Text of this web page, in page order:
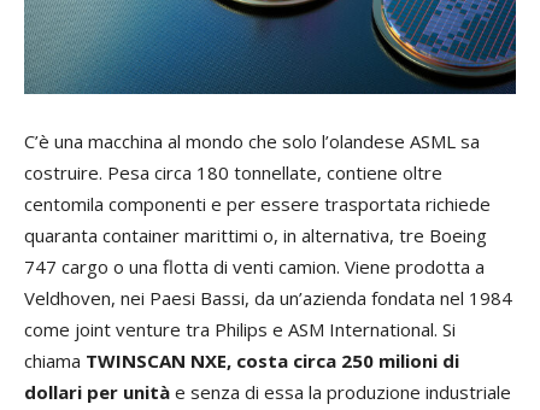
C’è una macchina al mondo che solo l’olandese ASML sa
costruire. Pesa circa 180 tonnellate, contiene oltre
centomila componenti e per essere trasportata richiede
quaranta container marittimi o, in alternativa, tre Boeing
747 cargo o una flotta di venti camion. Viene prodotta a
Veldhoven, nei Paesi Bassi, da un’azienda fondata nel 1984
come joint venture tra Philips e ASM International. Si
chiama TWINSCAN NXE, costa circa 250 milioni di
dollari per unità e senza di essa la produzione industriale